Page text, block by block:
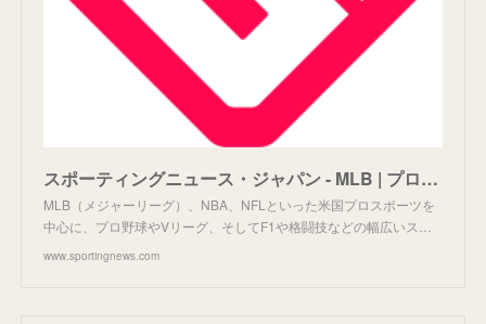
スポーティングニュース・ジャパン - MLB | プロ野球 | NBA | WWE | NFL | Volleyball | F1
MLB（メジャーリーグ）、NBA、NFLといった米国プロスポーツを
中心に、プロ野球やVリーグ、そしてF1や格闘技などの幅広いス…
www.sportingnews.com